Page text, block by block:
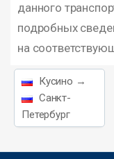
данного
подробных
на
Кусино →
Санкт-
Петербург